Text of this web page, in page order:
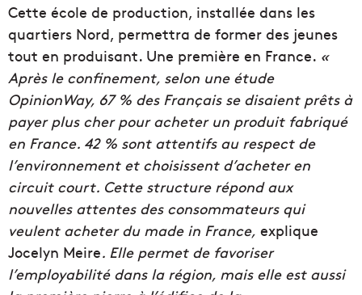
Cette école de production, installée dans les
quartiers Nord, permettra de former des jeunes
tout en produisant. Une première en France. «
Après le confinement, selon une étude
OpinionWay, 67 % des Français se disaient prêts à
payer plus cher pour acheter un produit fabriqué
en France. 42 % sont attentifs au respect de
l’environnement et choisissent d’acheter en
circuit court. Cette structure répond aux
nouvelles attentes des consommateurs qui
veulent acheter du made in France, explique
Jocelyn Meire. Elle permet de favoriser
l’employabilité dans la région, mais elle est aussi